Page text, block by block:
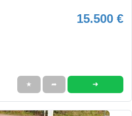
15.500 €
★ ➦ ➜